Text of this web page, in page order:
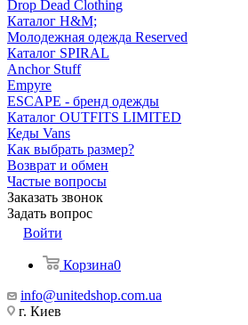
Drop Dead Clothing
Каталог H&M;
Молодежная одежда Reserved
Каталог SPIRAL
Anchor Stuff
Empyre
ESCAPE - бренд одежды
Каталог OUTFITS LIMITED
Кеды Vans
Как выбрать размер?
Возврат и обмен
Частые вопросы
Заказать звонок
Задать вопрос
Войти
Корзина0
info@unitedshop.com.ua
г. Киев